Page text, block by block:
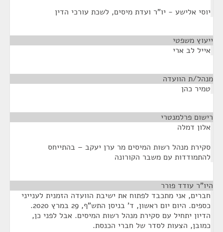
יוסי אלישע - יו”ר ועדת מיסים, לשכת עורכי הדין
ייעוץ משפטי
אייל לב ארי
מנהל/ת הוועדה
טמיר כהן
רישום פרלמנטרי
אלון דמלה
סקירת מנהל רשות המיסים מר ערן יעקב – בהתייחס
להתמודדות עם משבר הקורונה
היו"ר עודד פורר
חברים, אני מתכבד לפתוח את ישיבת הוועדה הזמנית לענייני
כספים. היום יום ראשון, ד' בניסן התש"ף, 29 במרץ 2020.
הדיון יתחיל עם סקירת מנהל רשות המיסים. אבל לפני כן,
כמובן, הצעות לסדר של חברי הכנסת.